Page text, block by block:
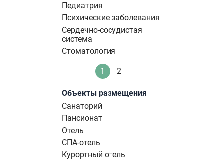
Педиатрия
Психические заболевания
Сердечно-сосудистая
система
Стоматология
Нумерация
страниц Текущая
1 Стандартное
2
Объекты размещения
Санаторий
Пансионат
Отель
СПА-отель
Курортный отель